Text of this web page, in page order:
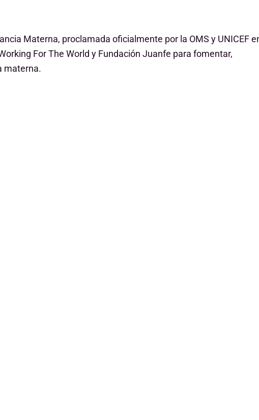
Materna, proclamada oficialmente por la OMS y UNICEF
For The World y Fundación Juanfe para fomentar,
materna.